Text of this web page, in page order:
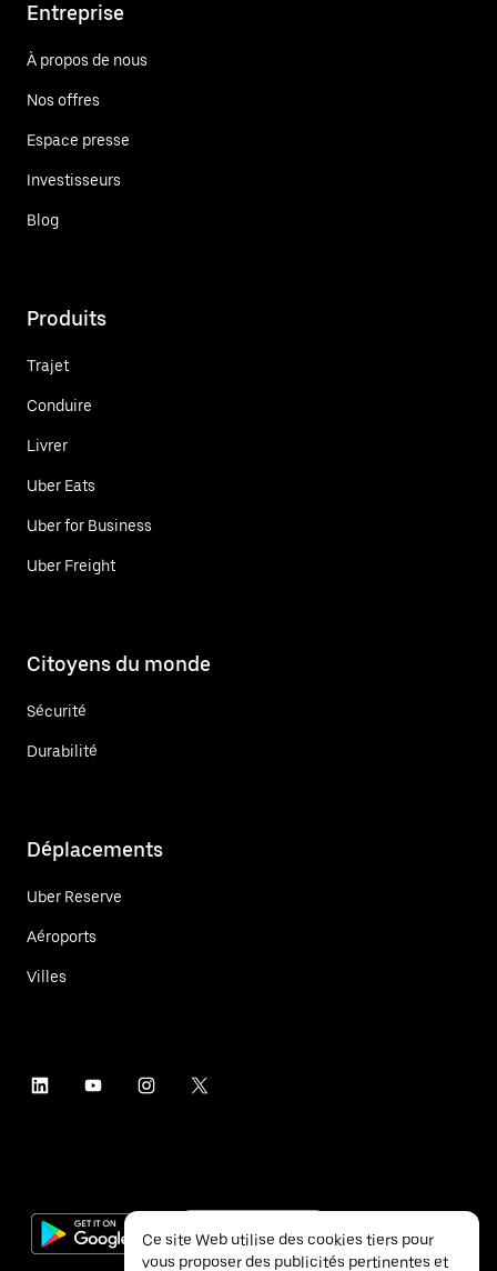
Entreprise
À propos de nous
Nos offres
Espace presse
Investisseurs
Blog
Produits
Trajet
Conduire
Livrer
Uber Eats
Uber for Business
Uber Freight
Citoyens du monde
Sécurité
Durabilité
Déplacements
Uber Reserve
Aéroports
Villes
Ce site Web utilise des cookies tiers pour
vous proposer des publicités pertinentes et